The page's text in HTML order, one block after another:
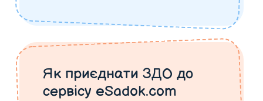
Як приєднати ЗДО до
сервісу eSadok.com